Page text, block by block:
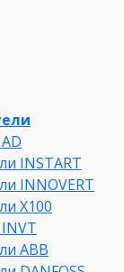
INSTART
INNOVERT
Х100
ABB